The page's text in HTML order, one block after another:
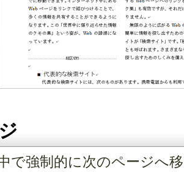
で強制的に次のページへ